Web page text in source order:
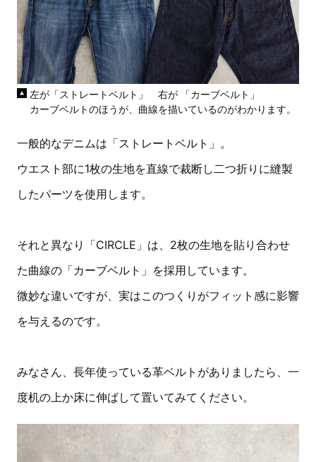
左が「ストレートベルト」 右が 「カーブベルト」
カーブベルトのほうが、曲線を描いているのがわかります。
一般的なデニムは「ストレートベルト」。
ウエスト部に1枚の生地を直線で裁断し二つ折りに縫製
したパーツを使用します。
それと異なり「CIRCLE」は、2枚の生地を貼り合わせ
た曲線の「カーブベルト」を採用しています。
微妙な違いですが、実はこのつくりがフィット感に影響
を与えるのです。
みなさん、長年使っている革ベルトがありましたら、一
度机の上か床に伸ばして置いてみてください。